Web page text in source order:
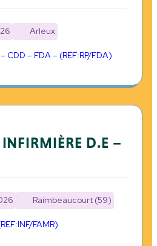
Arleux
– FDA – (REF:RP/FDA)
D.E –
Raimbeaucourt (59)
FAMR)